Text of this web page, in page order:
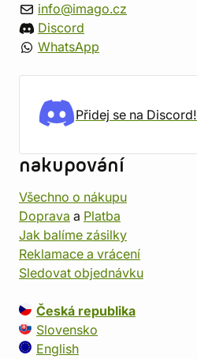
info@imago.cz
Discord
WhatsApp
Přidej se na Discord!
nakupování
Všechno o nákupu
Doprava a Platba
Jak balíme zásilky
Reklamace a vrácení
Sledovat objednávku
Česká republika
Slovensko
English